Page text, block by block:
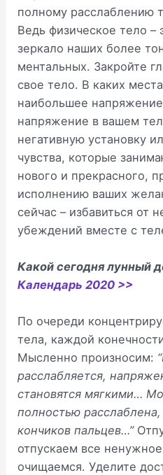
полному расслаблению
Ведь физическое тело –
зеркало наших более
ментальных. Закройте
свое тело. В каких
наибольшее
напряжение в вашем
негативную установку
чувства, которые
нового и прекрасного,
исполнению ваших
сейчас – избавиться от
убеждений вместе с
Какой сегодня лунный
Календарь 2020 >>
По очереди
тела, каждой
Мысленно произносим:
расслабляется,
становятся мягкими…
полностью
кончиков пальцев…”
отпускаем все
очищаемся. Уделите